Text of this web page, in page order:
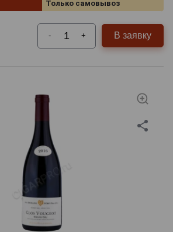
Только самовывоз
- + В заявку